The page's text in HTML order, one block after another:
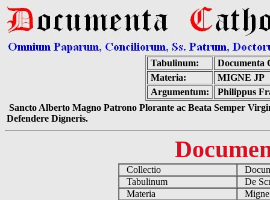
Tabulinum:
Documenta
Materia:
MIGNE JP
Argumentum:
Philippus
Sancto Alberto Magno Patrono Plorante ac Beata Semper
Defendere Digneris.
Collectio
Tabulinum
De
Materia